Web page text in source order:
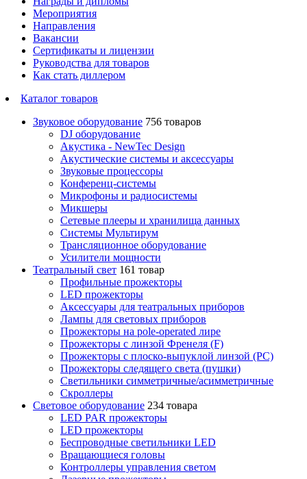
Мероприятия
Направления
Вакансии
Сертификаты и лицензии
Руководства для товаров
Как стать диллером
Каталог товаров
Звуковое оборудование 756 товаров
DJ оборудование
Акустика - NewTec Design
Акустические системы и аксессуары
Звуковые процессоры
Конференц-системы
Микрофоны и радиосистемы
Микшеры
Сетевые плееры и хранилища данных
Системы Мультирум
Трансляционное оборудование
Усилители мощности
Театральный свет 161 товар
Профильные прожекторы
LED прожекторы
Аксессуары для театральных приборов
Лампы для световых приборов
Прожекторы на pole-operated лире
Прожекторы с линзой Френеля (F)
Прожекторы с плоско-выпуклой линзой (PC)
Прожекторы следящего света (пушки)
Светильники симметричные/асимметричные
Скроллеры
Световое оборудование 234 товара
LED PAR прожекторы
LED прожекторы
Беспроводные светильники LED
Вращающиеся головы
Контроллеры управления светом